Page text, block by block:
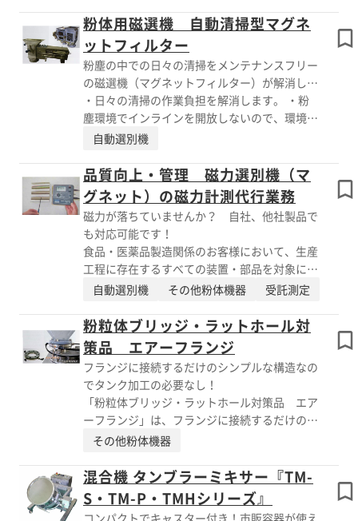
SIP洗浄もご相談ください。 ・磁力は標準の
0.5T、1.0Tから選択できます。(ご相談くださ
い) テスト機があります！ カタログからテスト
機の寸法をご確認ください
粉体用磁選機 自動清掃型マグネ
ットフィルター
粉塵の中での日々の清掃をメンテナンスフリー
の磁選機（マグネットフィルター）が解消しま
す！
・日々の清掃の作業負担を解消します。 ・粉
塵環境でインラインを開放しないので、環境改
善につながります。 ・微粉でも動作不良なく
ックのテスト結果 https://i-eishin.com/2021-
0119/ ・ご予算にあわせて、半自動タイプなど
も提案可能です。 テスト機もあります。 カタ
ログからテスト機寸法をご確認ください。
自動選別機
品質向上・管理 磁力選別機（マ
グネット）の磁力計測代行業務
磁力が落ちていませんか？ 自社、他社製品で
も対応可能です！
食品・医薬品製造関係のお客様において、生産
工程に存在するすべての装置・部品を対象に、
定期的な能力検証を実施して、記録に残す事が
ト）も例外ではありません。磁力選別機（マグ
ネット）の定期検査は株式会社エイシンにお任
せください。ガウスメーターの購入が不要とな
り、計測する手間から開放されます。また、
GMP/HACCP/ISOに有効な検査成績書/計測器校
正証明書等の発行/管理の必要がありません。
さらに、専門知識も必要なく、計測のバラツキ
もなくなります。自社、他社製品でも対応可能
です。 詳しくはお問い合わせ、またはカタロ
グをご覧ください。
自動選別機 その他粉体機器 受託測定
粉粒体ブリッジ・ラットホール対
策品 エアーフランジ
フランジに接続するだけのシンプルな構造なの
でタンク加工の必要なし！
「粉粒体ブリッジ・ラットホール対策品 エア
ーフランジ」は、フランジに接続するだけのシ
ンプルな構造なのでタンク加工（穴あけ/溶接/
「叩く」構造ではないので補強板等の設置が必
要なく、局部の損傷等がありません。また、振
動等もなく商品へのコンタミの心配がありませ
その他粉体機器
混合機 タンブラーミキサー『TM-
S・TM-P・TMHシリーズ』
コンパクトでキャスター付き！市販容器が使え